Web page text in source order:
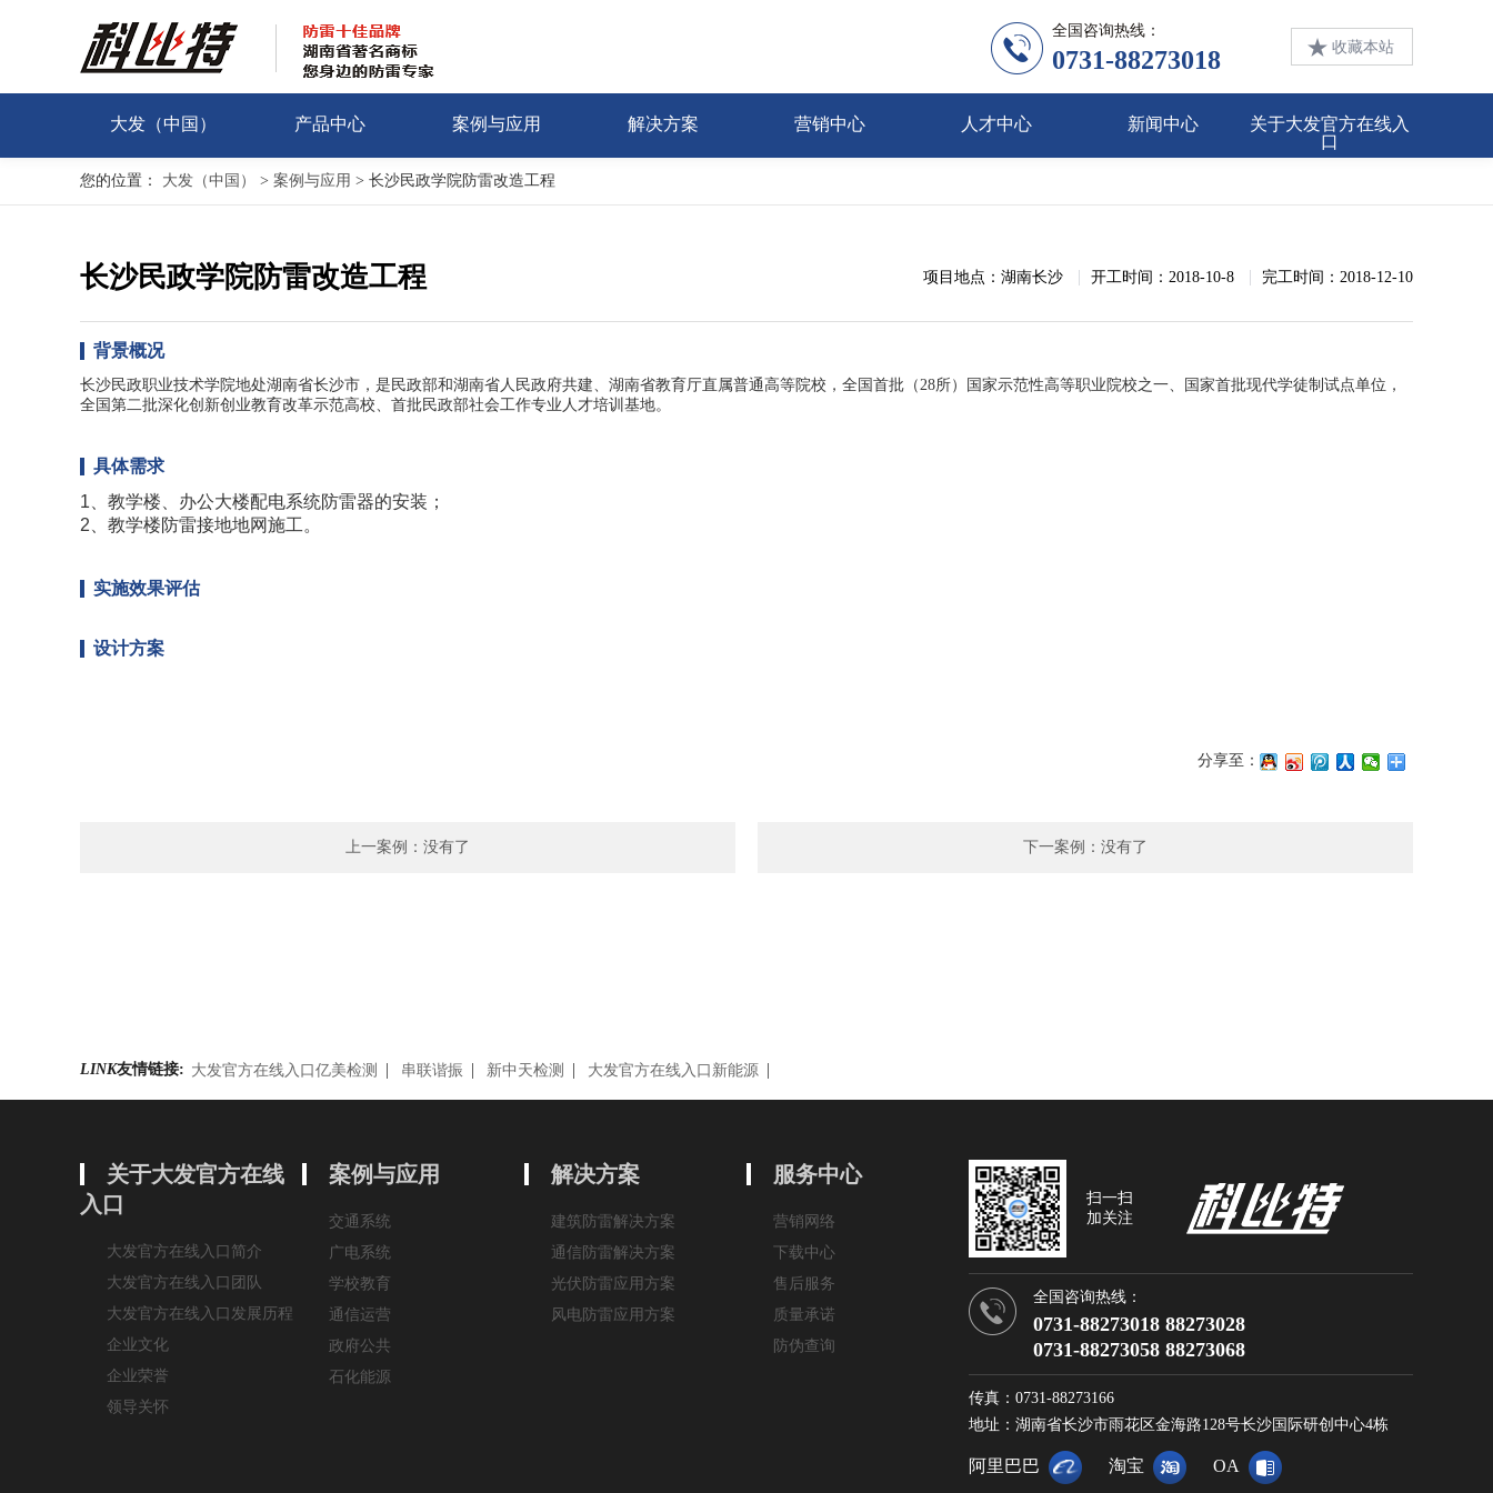
全国咨询热线：
0731-88273018 收藏本站
大发（中国） 产品中心 案例与应用 解决方案 营销中心 人才中心 新闻中心
关于大发官方在线入
口
您的位置： 大发（中国） > 案例与应用 > 长沙民政学院防雷改造工程
长沙民政学院防雷改造工程 项目地点：湖南长沙 开工时间：2018-10-8 完工时间：2018-12-10
背景概况
长沙民政职业技术学院地处湖南省长沙市，是民政部和湖南省人民政府共建、湖南省教育厅直属普通高等院校，全国首批（28所）国家示范性高等职业院校之一、国家首批现代学徒制试点单位，
全国第二批深化创新创业教育改革示范高校、首批民政部社会工作专业人才培训基地。
具体需求
1、教学楼、办公大楼配电系统防雷器的安装；
2、教学楼防雷接地地网施工。
实施效果评估
设计方案
分享至：
上一案例：没有了 下一案例：没有了
LINK友情链接: 大发官方在线入口亿美检测 串联谐振 新中天检测 大发官方在线入口新能源
关于大发官方在线
入口
大发官方在线入口简介
大发官方在线入口团队
大发官方在线入口发展历程
企业文化
企业荣誉
领导关怀
案例与应用
交通系统
广电系统
学校教育
通信运营
政府公共
石化能源
解决方案
建筑防雷解决方案
通信防雷解决方案
光伏防雷应用方案
风电防雷应用方案
服务中心
营销网络
下载中心
售后服务
质量承诺
防伪查询
扫一扫
加关注
全国咨询热线：
0731-88273018 88273028
0731-88273058 88273068
传真：0731-88273166
地址：湖南省长沙市雨花区金海路128号长沙国际研创中心4栋
阿里巴巴 淘宝 OA